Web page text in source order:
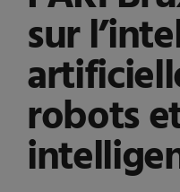
sur
robots